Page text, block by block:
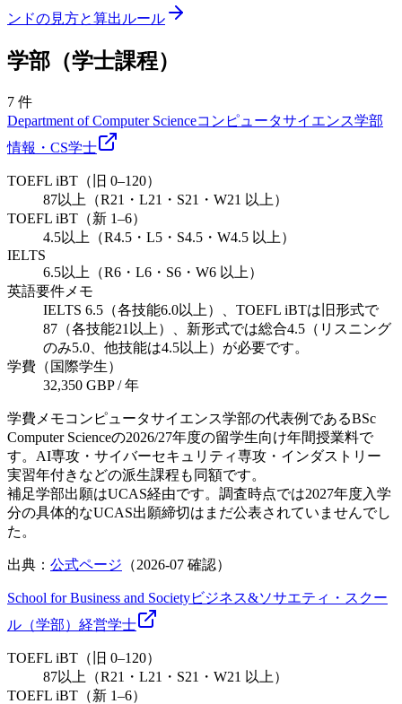
ンドの見方と算出ルール
学部（学士課程）
7 件
Department of Computer Scienceコンピュータサイエンス学部
情報・CS学士
TOEFL iBT（旧 0–120）
87以上（R21・L21・S21・W21 以上）
TOEFL iBT（新 1–6）
4.5以上（R4.5・L5・S4.5・W4.5 以上）
IELTS
6.5以上（R6・L6・S6・W6 以上）
英語要件メモ
IELTS 6.5（各技能6.0以上）、TOEFL iBTは旧形式で
87（各技能21以上）、新形式では総合4.5（リスニング
のみ5.0、他技能は4.5以上）が必要です。
学費（国際学生）
32,350 GBP / 年
学費メモコンピュータサイエンス学部の代表例であるBSc
Computer Scienceの2026/27年度の留学生向け年間授業料で
す。AI専攻・サイバーセキュリティ専攻・インダストリー
実習年付きなどの派生課程も同額です。
補足学部出願はUCAS経由です。調査時点では2027年度入学
分の具体的なUCAS出願締切はまだ公表されていませんでし
た。
出典： 公式ページ （2026-07 確認）
School for Business and Societyビジネス&ソサエティ・スクー
ル（学部） 経営学士
TOEFL iBT（旧 0–120）
87以上（R21・L21・S21・W21 以上）
TOEFL iBT（新 1–6）